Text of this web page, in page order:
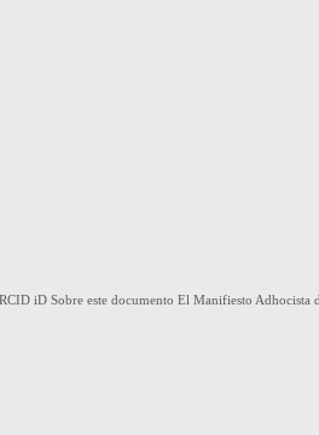
iD Sobre este documento El Manifiesto